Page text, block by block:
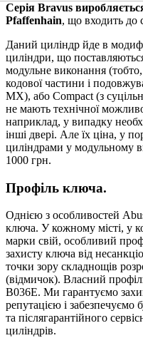
Серія Bravus
Pfaffenhain, що входить до
Даний циліндр йде в
циліндри, що
модульне виконання (тобто,
кодової частини і
MX), або Compact (з
не мають технічної
наприклад, у випадку
інші двері. Але їх ціна, у
циліндрами у модульному
1000 грн.
Профіль ключа.
Однією з особливостей
ключа. У кожному місті, у
марки свій, особливий
захисту ключа від
точки зору складнощів
(відмичок). Власний
B036E. Ми гарантуємо
репутацією і забезпечуємо
та післягарантійного
циліндрів.